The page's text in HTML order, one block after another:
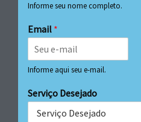
Informe seu nome completo.
Email *
Informe aqui seu e-mail.
Serviço Desejado